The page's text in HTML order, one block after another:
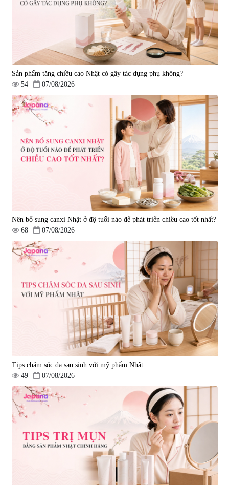
Sản phẩm tăng chiều cao Nhật có gây tác dụng phụ không?
54
07/08/2026
Nên bổ sung canxi Nhật ở độ tuổi nào để phát triển chiều cao tốt nhất?
68
07/08/2026
Tips chăm sóc da sau sinh với mỹ phẩm Nhật
49
07/08/2026